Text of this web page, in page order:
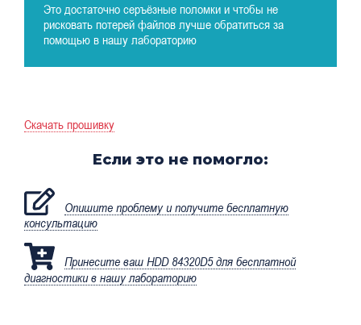
Это достаточно серъёзные поломки и чтобы не
рисковать потерей файлов лучше обратиться за
помощью в нашу лабораторию
Скачать прошивку
Если это не помогло:
Опишите проблему и получите бесплатную
консультацию
Принесите ваш HDD 84320D5 для бесплатной
диагностики в нашу лабораторию